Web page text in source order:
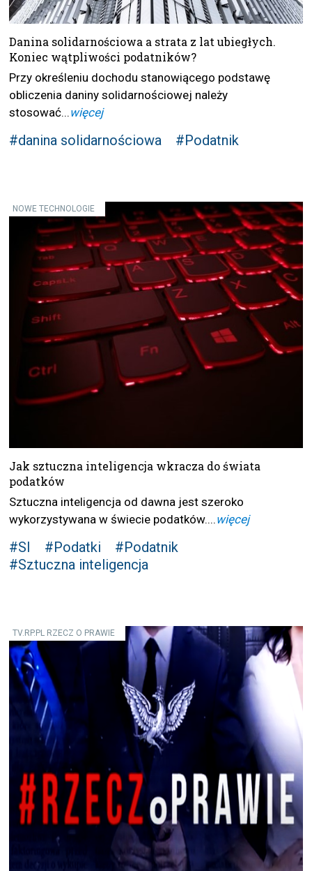
Danina solidarnościowa a strata z lat ubiegłych.
Koniec wątpliwości podatników?
Przy określeniu dochodu stanowiącego podstawę
obliczenia daniny solidarnościowej należy
stosować...więcej
#danina solidarnościowa #Podatnik
NOWE TECHNOLOGIE
Jak sztuczna inteligencja wkracza do świata
podatków
Sztuczna inteligencja od dawna jest szeroko
wykorzystywana w świecie podatków.... więcej
#SI #Podatki
#Podatnik
#Sztuczna inteligencja
TV.RP.PL RZECZ O PRAWIE